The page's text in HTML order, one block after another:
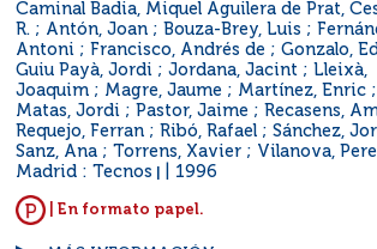
Caminal Badia, Miquel Aguilera de Prat,
R. ; Antón, Joan ; Bouza-Brey, Luis ;
Antoni ; Francisco, Andrés de ; Gonzalo,
Guiu Payà, Jordi ; Jordana, Jacint ; Lleixà,
Joaquim ; Magre, Jaume ; Martínez, Enric ;
Matas, Jordi ; Pastor, Jaime ; Recasens,
Requejo, Ferran ; Ribó, Rafael ; Sánchez,
Sanz, Ana ; Torrens, Xavier ; Vilanova, Pere
Madrid : Tecnos 1996
| En formato papel.